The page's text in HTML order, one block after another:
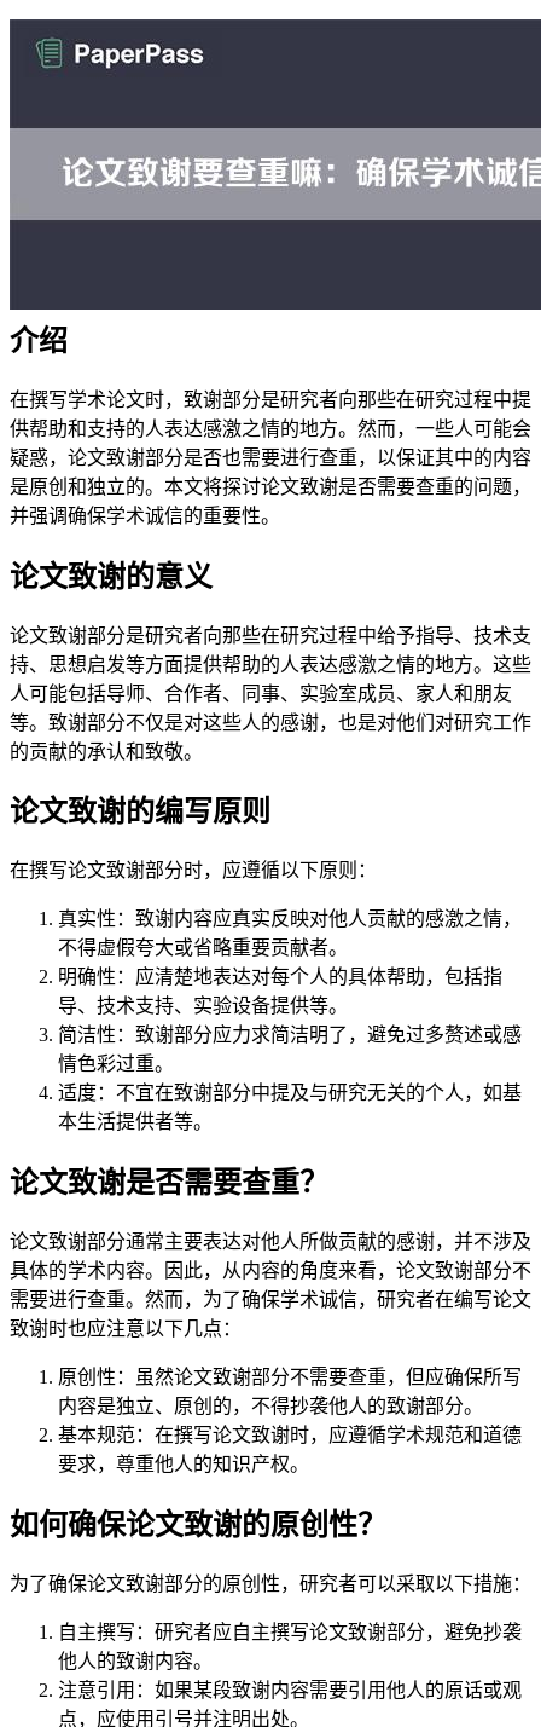
介绍
在撰写学术论文时，致谢部分是研究者向那些在研究过程中提
供帮助和支持的人表达感激之情的地方。然而，一些人可能会
疑惑，论文致谢部分是否也需要进行查重，以保证其中的内容
是原创和独立的。本文将探讨论文致谢是否需要查重的问题，
并强调确保学术诚信的重要性。
论文致谢的意义
论文致谢部分是研究者向那些在研究过程中给予指导、技术支
持、思想启发等方面提供帮助的人表达感激之情的地方。这些
人可能包括导师、合作者、同事、实验室成员、家人和朋友
等。致谢部分不仅是对这些人的感谢，也是对他们对研究工作
的贡献的承认和致敬。
论文致谢的编写原则
在撰写论文致谢部分时，应遵循以下原则：
真实性：致谢内容应真实反映对他人贡献的感激之情，
不得虚假夸大或省略重要贡献者。
明确性：应清楚地表达对每个人的具体帮助，包括指
导、技术支持、实验设备提供等。
简洁性：致谢部分应力求简洁明了，避免过多赘述或感
情色彩过重。
适度：不宜在致谢部分中提及与研究无关的个人，如基
本生活提供者等。
论文致谢是否需要查重？
论文致谢部分通常主要表达对他人所做贡献的感谢，并不涉及
具体的学术内容。因此，从内容的角度来看，论文致谢部分不
需要进行查重。然而，为了确保学术诚信，研究者在编写论文
致谢时也应注意以下几点：
原创性：虽然论文致谢部分不需要查重，但应确保所写
内容是独立、原创的，不得抄袭他人的致谢部分。
基本规范：在撰写论文致谢时，应遵循学术规范和道德
要求，尊重他人的知识产权。
如何确保论文致谢的原创性？
为了确保论文致谢部分的原创性，研究者可以采取以下措施：
自主撰写：研究者应自主撰写论文致谢部分，避免抄袭
他人的致谢内容。
注意引用：如果某段致谢内容需要引用他人的原话或观
点，应使用引号并注明出处。